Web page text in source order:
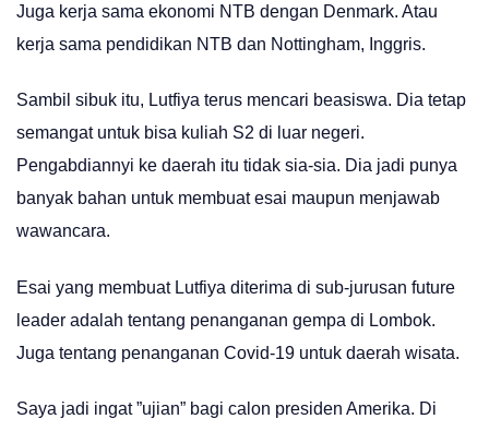
Juga kerja sama ekonomi NTB dengan Denmark. Atau
kerja sama pendidikan NTB dan Nottingham, Inggris.
Sambil sibuk itu, Lutfiya terus mencari beasiswa. Dia tetap
semangat untuk bisa kuliah S2 di luar negeri.
Pengabdiannyi ke daerah itu tidak sia-sia. Dia jadi punya
banyak bahan untuk membuat esai maupun menjawab
wawancara.
Esai yang membuat Lutfiya diterima di sub-jurusan future
leader adalah tentang penanganan gempa di Lombok.
Juga tentang penanganan Covid-19 untuk daerah wisata.
Saya jadi ingat ”ujian” bagi calon presiden Amerika. Di